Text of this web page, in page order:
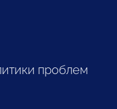
проблем